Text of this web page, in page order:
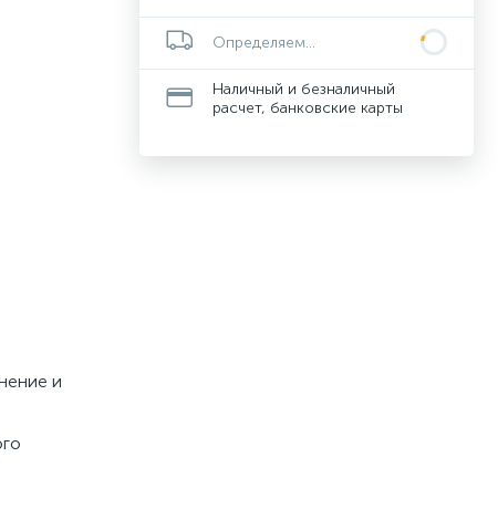
и
Определяем...
Наличный и безналичный
расчет, банковские карты